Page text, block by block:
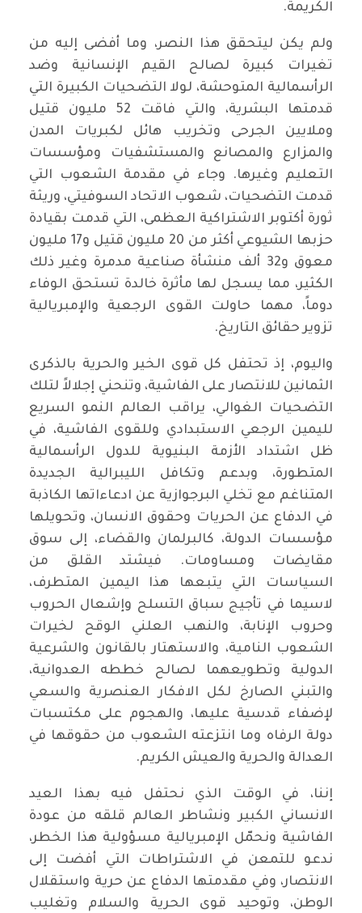
الكريمة.
ولم يكن ليتحقق هذا النصر، وما أفضى إليه من
تغيرات كبيرة لصالح القيم الإنسانية وضد
الرأسمالية المتوحشة، لولا التضحيات الكبيرة التي
قدمتها البشرية، والتي فاقت 52 مليون قتيل
وملايين الجرحى وتخريب هائل لكبريات المدن
والمزارع والمصانع والمستشفيات ومؤسسات
التعليم وغيرها. وجاء في مقدمة الشعوب التي
قدمت التضحيات، شعوب الاتحاد السوفيتي، وريثة
ثورة أكتوبر الاشتراكية العظمى، التي قدمت بقيادة
حزبها الشيوعي أكثر من 20 مليون قتيل و17 مليون
معوق و32 ألف منشأة صناعية مدمرة وغير ذلك
الكثير، مما يسجل لها مأثرة خالدة تستحق الوفاء
دوماً، مهما حاولت القوى الرجعية والإمبريالية
تزوير حقائق التاريخ.
واليوم، إذ تحتفل كل قوى الخير والحرية بالذكرى
الثمانين للانتصار على الفاشية، وتنحني إجلالاً لتلك
التضحيات الغوالي، يراقب العالم النمو السريع
لليمين الرجعي الاستبدادي وللقوى الفاشية، في
ظل اشتداد الأزمة البنيوية للدول الرأسمالية
المتطورة، وبدعم وتكافل الليبرالية الجديدة
المتناغم مع تخلي البرجوازية عن ادعاءاتها الكاذبة
في الدفاع عن الحريات وحقوق الانسان، وتحويلها
مؤسسات الدولة، كالبرلمان والقضاء، إلى سوق
مقايضات ومساومات. فيشتد القلق من
السياسات التي يتبعها هذا اليمين المتطرف،
لاسيما في تأجيج سباق التسلح وإشعال الحروب
وحروب الإنابة، والنهب العلني الوقح لخيرات
الشعوب النامية، والاستهتار بالقانون والشرعية
الدولية وتطويعهما لصالح خططه العدوانية،
والتبني الصارخ لكل الافكار العنصرية والسعي
لإضفاء قدسية عليها، والهجوم على مكتسبات
دولة الرفاه وما انتزعته الشعوب من حقوقها في
العدالة والحرية والعيش الكريم.
إننا، في الوقت الذي نحتفل فيه بهذا العيد
الانساني الكبير ونشاطر العالم قلقه من عودة
الفاشية ونحمّل الإمبريالية مسؤولية هذا الخطر،
ندعو للتمعن في الاشتراطات التي أفضت إلى
الانتصار، وفي مقدمتها الدفاع عن حرية واستقلال
الوطن، وتوحيد قوى الحرية والسلام وتغليب